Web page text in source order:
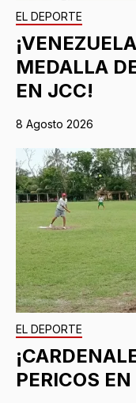
EL DEPORTE
MEDALLA
EN JCC!
8 Agosto 2026
EL DEPORTE
PERICOS